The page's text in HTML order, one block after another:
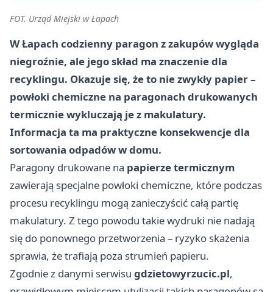
FOT. Urząd Miejski w Łapach
W Łapach codzienny paragon z zakupów wygląda
niegroźnie, ale jego skład ma znaczenie dla
recyklingu. Okazuje się, że to nie zwykły papier –
powłoki chemiczne na paragonach drukowanych
termicznie wykluczają je z makulatury.
Informacja ta ma praktyczne konsekwencje dla
sortowania odpadów w domu.
Paragony drukowane na papierze termicznym
zawierają specjalne powłoki chemiczne, które podczas
procesu recyklingu mogą zanieczyścić całą partię
makulatury. Z tego powodu takie wydruki nie nadają
się do ponownego przetworzenia – ryzyko skażenia
sprawia, że trafiają poza strumień papieru.
Zgodnie z danymi serwisu gdzietowyrzucic.pl,